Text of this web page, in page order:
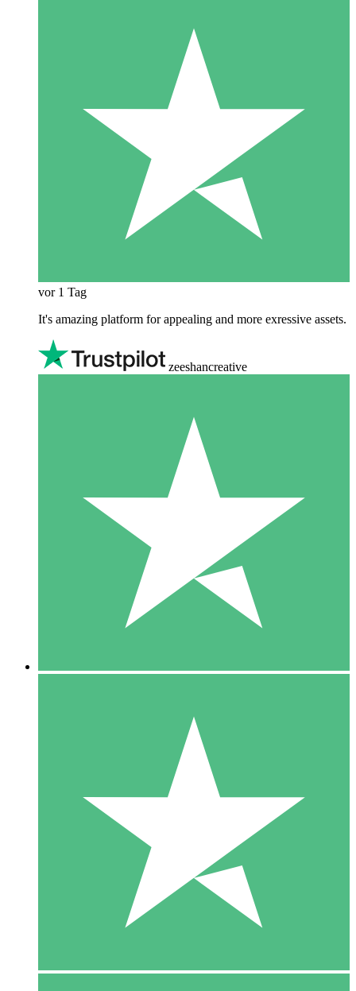
vor 1 Tag
It's amazing platform for appealing and more exressive assets.
zeeshancreative